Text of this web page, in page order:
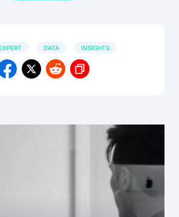
DATA INSIGHTS